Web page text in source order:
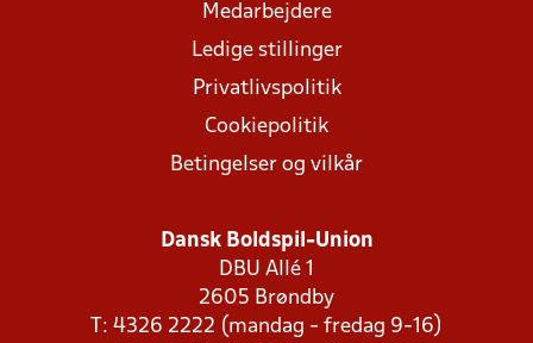
Medarbejdere
Ledige stillinger
Privatlivspolitik
Cookiepolitik
Betingelser og vilkår
Dansk Boldspil-Union
DBU Allé 1
2605 Brøndby
T: 4326 2222 (mandag - fredag 9-16)